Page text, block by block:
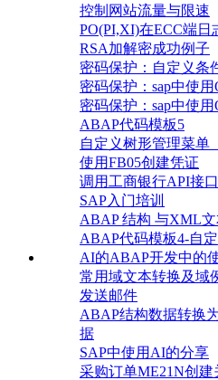
控制网站流量与限速
PO(PI,XI)在ECC端日
RSA加解密成功例子
密码保护：自定义条
密码保护：sap中使
密码保护：sap中使
ABAP代码模板5
自定义树形管理菜单
使用FB05创建凭证
调用工商银行API接口
SAP入门培训
ABAP 结构 与XML
ABAP代码模板4-自
AI的ABAP开发中的
常用域文本转换及域
发送邮件
ABAP结构数据转换
据
SAP中使用AI的分享
采购订单ME21N创建